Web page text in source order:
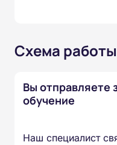
Схема работы
Вы отправляете
обучение
Наш специалист